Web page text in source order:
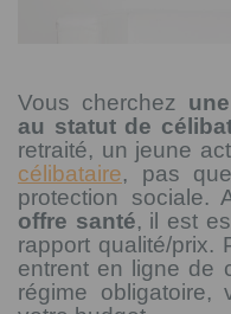
Vous cherchez
au statut de
retraité, un jeune
célibataire, pas
protection sociale.
offre santé, il est
rapport qualité/prix.
entrent en ligne de
régime obligatoire,